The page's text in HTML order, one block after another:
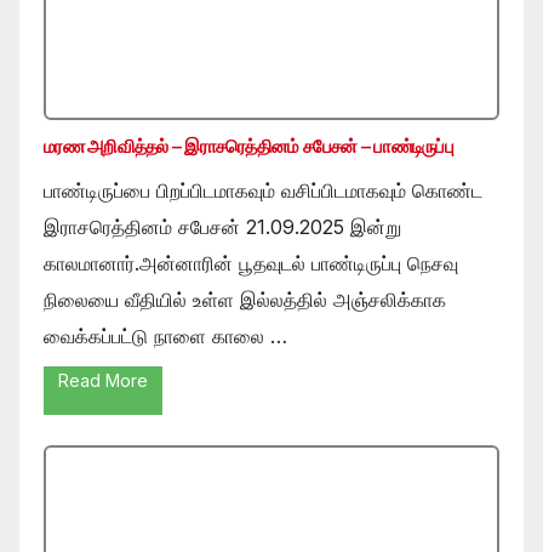
மரண அறிவித்தல் – இராசரெத்தினம் சபேசன் – பாண்டிருப்பு
பாண்டிருப்பை பிறப்பிடமாகவும் வசிப்பிடமாகவும் கொண்ட
இராசரெத்தினம் சபேசன் 21.09.2025 இன்று
காலமானார்.அன்னாரின் பூதவுடல் பாண்டிருப்பு நெசவு
நிலையை வீதியில் உள்ள இல்லத்தில் அஞ்சலிக்காக
வைக்கப்பட்டு நாளை காலை …
Read More